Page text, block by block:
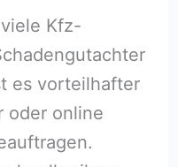
Kfz-
es vorteilhafter
oder online